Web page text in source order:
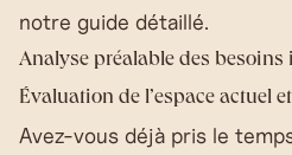
notre guide détaillé.
Analyse préalable des besoins
Évaluation de l’espace actuel
Avez-vous déjà pris le